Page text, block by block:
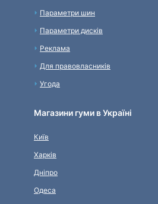
Параметри шин
Параметри дисків
Реклама
Для правовласників
Угода
Магазини гуми в Україні
Київ
Харків
Дніпро
Одеса